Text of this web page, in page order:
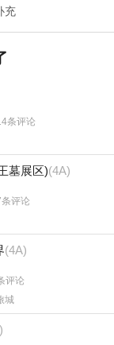
充
条评论
墓展区)(4A)
评论
(4A)
评论
城